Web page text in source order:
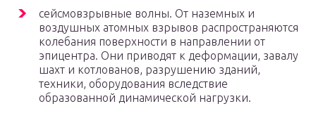
сейсмовзрывные волны. От наземных и
воздушных атомных взрывов распространяются
колебания поверхности в направлении от
эпицентра. Они приводят к деформации, завалу
шахт и котлованов, разрушению зданий,
техники, оборудования вследствие
образованной динамической нагрузки.